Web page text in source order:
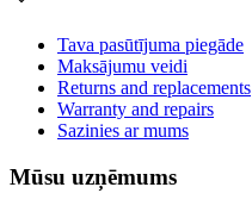
Tava pasūtījuma piegāde
Maksājumu veidi
Returns and replacements
Warranty and repairs
Sazinies ar mums
Mūsu uzņēmums